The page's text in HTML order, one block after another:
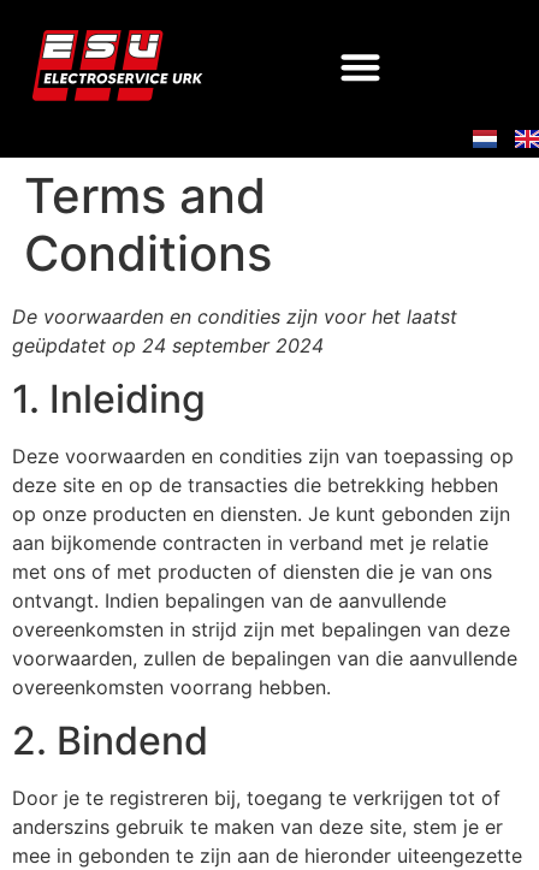
Terms and
Conditions
De voorwaarden en condities zijn voor het laatst
geüpdatet op 24 september 2024
1. Inleiding
Deze voorwaarden en condities zijn van toepassing op
deze site en op de transacties die betrekking hebben
op onze producten en diensten. Je kunt gebonden zijn
aan bijkomende contracten in verband met je relatie
met ons of met producten of diensten die je van ons
ontvangt. Indien bepalingen van de aanvullende
overeenkomsten in strijd zijn met bepalingen van deze
voorwaarden, zullen de bepalingen van die aanvullende
overeenkomsten voorrang hebben.
2. Bindend
Door je te registreren bij, toegang te verkrijgen tot of
anderszins gebruik te maken van deze site, stem je er
mee in gebonden te zijn aan de hieronder uiteengezette